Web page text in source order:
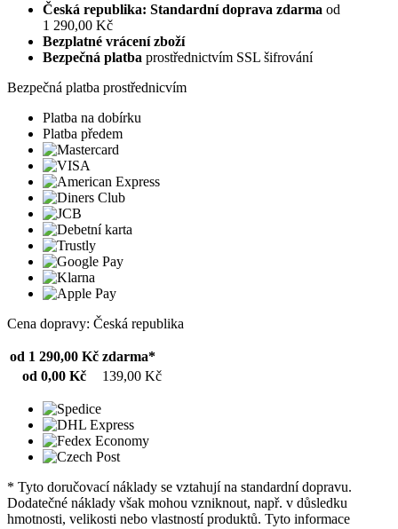
Česká republika: Standardní doprava zdarma od
1 290,00 Kč
Bezplatné vrácení zboží
Bezpečná platba prostřednictvím SSL šifrování
Bezpečná platba prostřednicvím
Platba na dobírku
Platba předem
Cena dopravy: Česká republika
od 1 290,00 Kč zdarma*
od 0,00 Kč
139,00 Kč
* Tyto doručovací náklady se vztahují na standardní dopravu.
Dodatečné náklady však mohou vzniknout, např. v důsledku
hmotnosti, velikosti nebo vlastností produktů. Tyto informace